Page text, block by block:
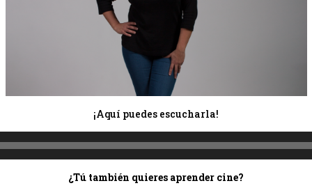
¡Aquí puedes escucharla!
Reproductor
¿Tú también quieres aprender cine?